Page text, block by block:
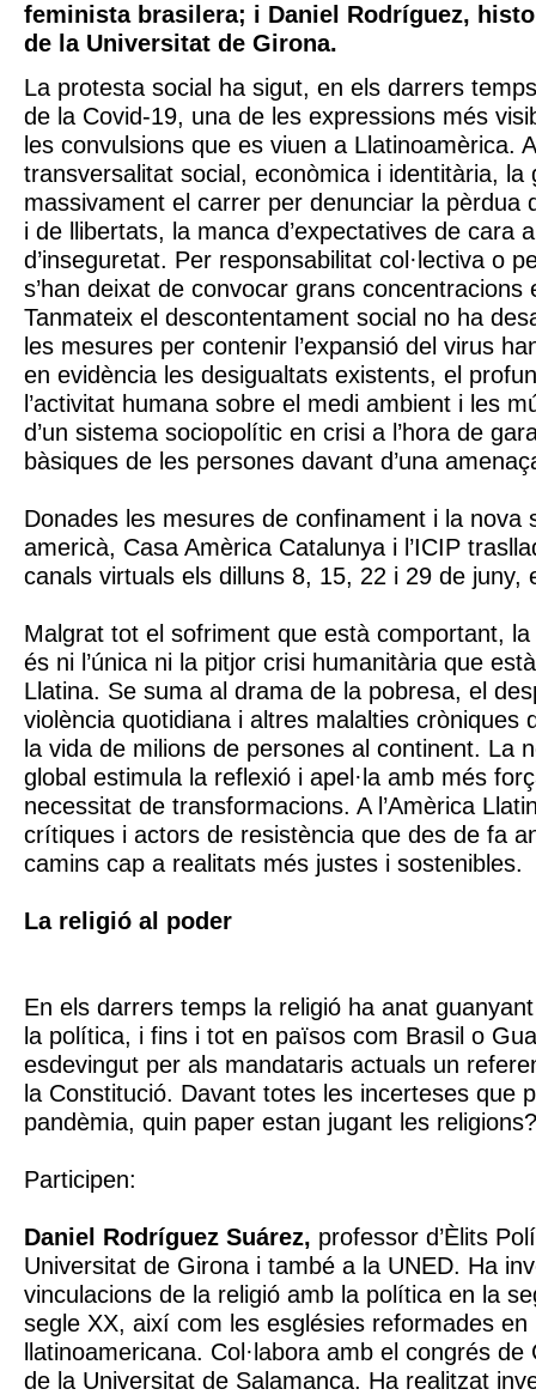
feminista brasilera; i Daniel Rodríguez,
de la Universitat de Girona.
La protesta social ha sigut, en els darrers
de la Covid-19, una de les expressions més
les convulsions que es viuen a Llatinoamèrica.
transversalitat social, econòmica i identitària, la
massivament el carrer per denunciar la pèrdua
i de llibertats, la manca d’expectatives de cara
d’inseguretat. Per responsabilitat col·lectiva o
s’han deixat de convocar grans concentracions
Tanmateix el descontentament social no ha
les mesures per contenir l’expansió del virus
en evidència les desigualtats existents, el
l’activitat humana sobre el medi ambient i les
d’un sistema sociopolític en crisi a l’hora de
bàsiques de les persones davant d’una
Donades les mesures de confinament i la nova
americà, Casa Amèrica Catalunya i l’ICIP
canals virtuals els dilluns 8, 15, 22 i 29 de juny,
Malgrat tot el sofriment que està comportant,
és ni l’única ni la pitjor crisi humanitària que
Llatina. Se suma al drama de la pobresa, el
violència quotidiana i altres malalties cròniques
la vida de milions de persones al continent. La
global estimula la reflexió i apel·la amb més
necessitat de transformacions. A l’Amèrica
crítiques i actors de resistència que des de fa
camins cap a realitats més justes i sostenibles.
La religió al poder
En els darrers temps la religió ha anat
la política, i fins i tot en països com Brasil o
esdevingut per als mandataris actuals un
la Constitució. Davant totes les incerteses que
pandèmia, quin paper estan jugant les religions?
Participen:
Daniel Rodríguez Suárez, professor d’Èlits
Universitat de Girona i també a la UNED. Ha
vinculacions de la religió amb la política en la
segle XX, així com les esglésies reformades en
llatinoamericana. Col·labora amb el congrés
de la Universitat de Salamanca. Ha realitzat